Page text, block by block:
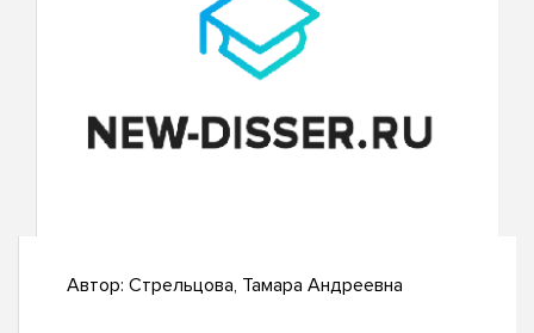
Автор: Стрельцова, Тамара Андреевна